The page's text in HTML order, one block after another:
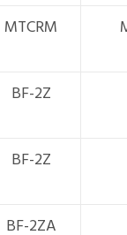
MTCRM
BF-2Z
BF-2Z
BF-2ZA